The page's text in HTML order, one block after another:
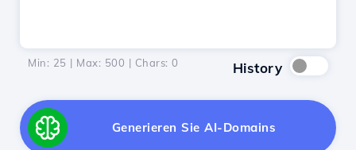
Min: 25 | Max: 500 | Chars: 0 History
Generieren Sie AI-Domains